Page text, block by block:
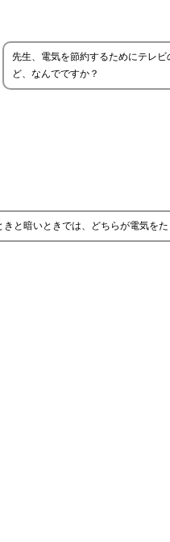
先生、電気を節約するためにテレ
ど、なんでですか？
と暗いときでは、どちらが電気をた